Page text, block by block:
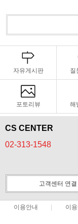
자유게시판 질
포토리뷰 해
CS CENTER
02-313-1548
고객센터 연결
이용안내 이